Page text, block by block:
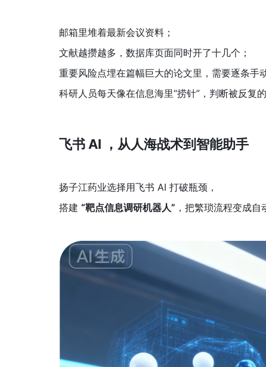
邮箱里堆着最新会议资料；
文献越攒越多，数据库页面同时开了十几个；
重要风险点埋在篇幅巨大的论文里，需要逐条手
科研人员每天像在信息海里“捞针”，判断被反复
飞书 AI ，从人海战术到智能助手
扬子江药业选择用飞书 AI 打破瓶颈，
搭建 “靶点信息调研机器人” ，把繁琐流程变成自